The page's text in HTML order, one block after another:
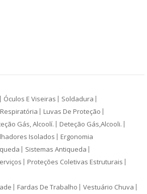
Óculos E Viseiras
Soldadura
Luvas De Proteção
Gás, Alcoolí.
Deteção Gás,Alcooli.
Isolados Ergonomia
Sistemas Antiqueda
Proteções Coletivas Estruturais
Fardas De Trabalho
Vestuário Chuva